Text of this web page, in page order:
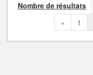
Nombre de résultats
« 1